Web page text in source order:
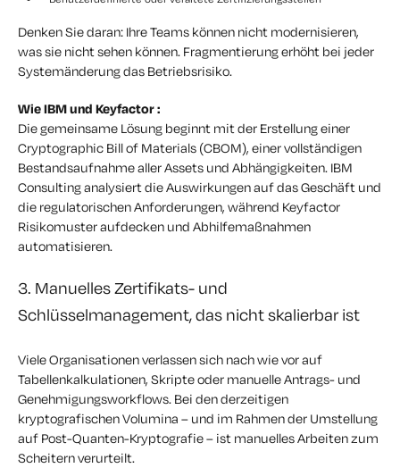
Denken Sie daran: Ihre Teams können nicht modernisieren,
was sie nicht sehen können. Fragmentierung erhöht bei jeder
Systemänderung das Betriebsrisiko.
Wie IBM und Keyfactor :
Die gemeinsame Lösung beginnt mit der Erstellung einer
Cryptographic Bill of Materials (CBOM), einer vollständigen
Bestandsaufnahme aller Assets und Abhängigkeiten. IBM
Consulting analysiert die Auswirkungen auf das Geschäft und
die regulatorischen Anforderungen, während Keyfactor
Risikomuster aufdecken und Abhilfemaßnahmen
automatisieren.
3. Manuelles Zertifikats- und
Schlüsselmanagement, das nicht skalierbar ist
Viele Organisationen verlassen sich nach wie vor auf
Tabellenkalkulationen, Skripte oder manuelle Antrags- und
Genehmigungsworkflows. Bei den derzeitigen
kryptografischen Volumina – und im Rahmen der Umstellung
auf Post-Quanten-Kryptografie – ist manuelles Arbeiten zum
Scheitern verurteilt.